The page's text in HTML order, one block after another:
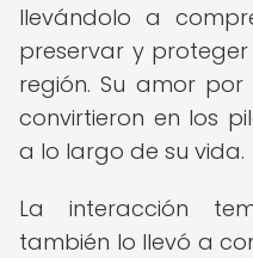
llevándolo a
preservar y
región. Su amor
convirtieron en los
a lo largo de su vida.
La interacción
también lo llevó a